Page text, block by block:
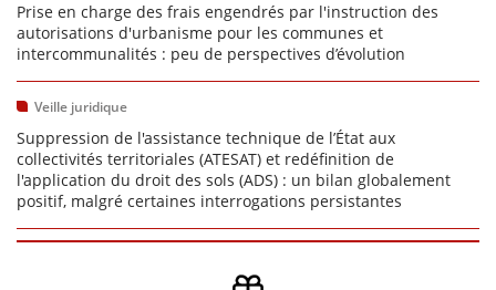
Prise en charge des frais engendrés par l'instruction des
autorisations d'urbanisme pour les communes et
intercommunalités : peu de perspectives d’évolution
Veille juridique
Suppression de l'assistance technique de l’État aux
collectivités territoriales (ATESAT) et redéfinition de
l'application du droit des sols (ADS) : un bilan globalement
positif, malgré certaines interrogations persistantes